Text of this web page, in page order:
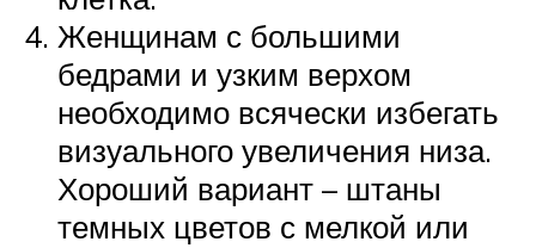
Женщинам с большими
бедрами и узким верхом
необходимо всячески избегать
визуального увеличения низа.
Хороший вариант – штаны
темных цветов с мелкой или